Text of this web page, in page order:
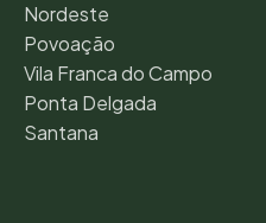
Nordeste
Povoação
Vila Franca do Campo
Ponta Delgada
Santana